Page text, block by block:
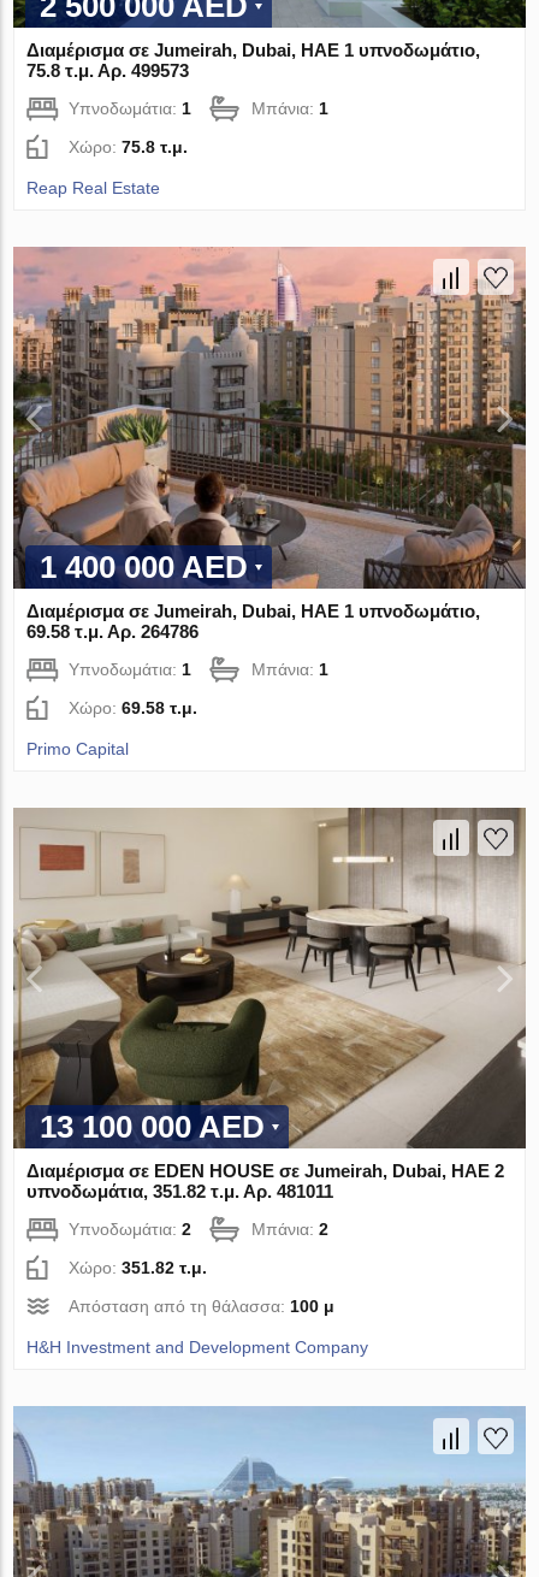
Διαμέρισμα σε Jumeirah, Dubai, ΗΑΕ 1 υπνοδωμάτιο,
75.8 τ.μ. Αρ. 499573
Υπνοδωμάτια: 1 Μπάνια: 1
Χώρο:75.8 τ.μ.
Reap Real Estate
1 400 000 AED
Διαμέρισμα σε Jumeirah, Dubai, ΗΑΕ 1 υπνοδωμάτιο,
69.58 τ.μ. Αρ. 264786
Υπνοδωμάτια: 1 Μπάνια: 1
Χώρο:69.58 τ.μ.
Primo Capital
13 100 000 AED
Διαμέρισμα σε EDEN HOUSE σε Jumeirah, Dubai, ΗΑΕ 2
υπνοδωμάτια, 351.82 τ.μ. Αρ. 481011
Υπνοδωμάτια:2 Μπάνια:2
Χώρο:351.82 τ.μ.
Απόσταση από τη θάλασσα:100 μ
H&H Investment and Development Company